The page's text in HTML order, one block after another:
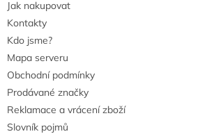
Jak nakupovat
Kontakty
Kdo jsme?
Mapa serveru
Obchodní podmínky
Prodávané značky
Reklamace a vrácení zboží
Slovník pojmů